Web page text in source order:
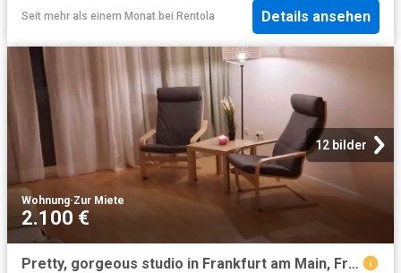
Seit mehr als einem Monat bei Rentola Details ansehen
12 bilder
Wohnung·Zur Miete
2.100 €
Pretty, gorgeous studio in Frankfurt am Main, Frankfurt Amsterdam Apartments for Rent